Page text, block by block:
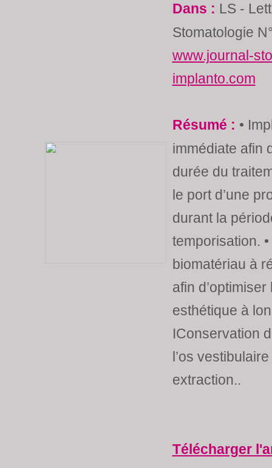
Dans : LS -
Stomatologie
www.journal-
implanto.com
Résumé : •
immédiate afin
durée du
le port d’une
durant la
temporisation.
biomatériau à
afin
esthétique à
IConservation
l’os
extraction..
Télécharger